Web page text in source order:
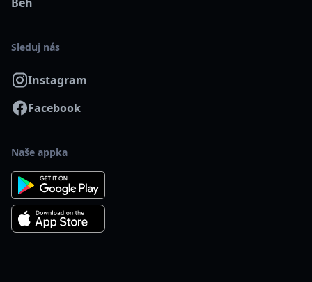
Sleduj nás
Instagram
Facebook
Naše appka